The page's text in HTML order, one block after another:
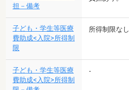
担－備考
子ども・学生等医療
費助成<入院>所得制
限
所得制限なし
子ども・学生等医療
費助成<入院>所得制
-